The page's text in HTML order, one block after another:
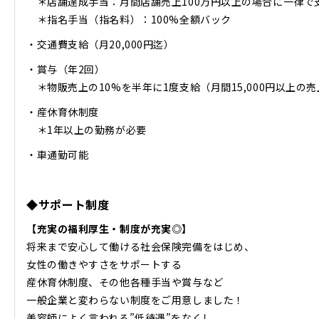
＊指名手当（指名料）：100%全額バック
・交通費支給（月20,000円迄）
・賞与（年2回）
＊物販売上の10%を半年に1度支給（月間15,000円以上の売
・産休育休制度
＊1年以上の勤務が必要
・車通勤可能
◆サポート制度
【充実の福利厚生・制度が充実◎】
将来まで安心して働ける社会保険完備をはじめ、
女性の働きやすさをサポートする
産休育休制度、その他各種手当や賞与など
一般企業と変わらない制度をご用意しました！